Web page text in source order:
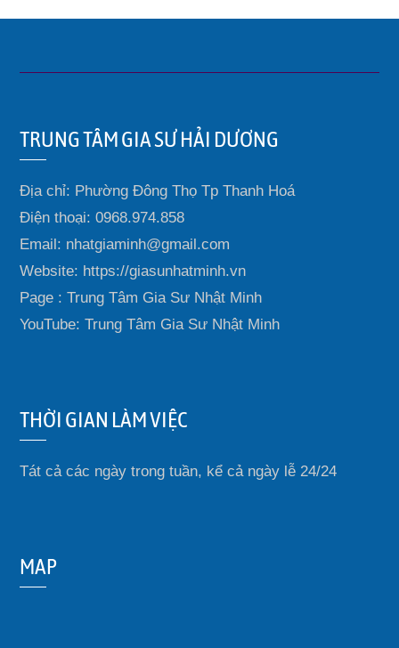
TRUNG TÂM GIA SƯ HẢI DƯƠNG
Địa chỉ: Phường Đông Thọ Tp Thanh Hoá
Điện thoại: 0968.974.858
Email: nhatgiaminh@gmail.com
Website: https://giasunhatminh.vn
Page : Trung Tâm Gia Sư Nhật Minh
YouTube: Trung Tâm Gia Sư Nhật Minh
THỜI GIAN LÀM VIỆC
Tát cả các ngày trong tuần, kể cả ngày lễ 24/24
MAP